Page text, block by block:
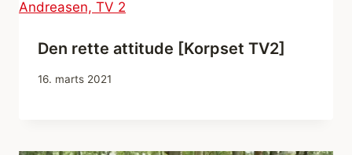
Den rette attitude [Korpset TV2]
16. marts 2021